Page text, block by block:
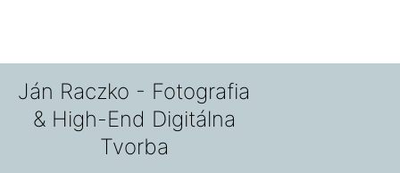
Ján Raczko - Fotografia
& High-End Digitálna
Tvorba